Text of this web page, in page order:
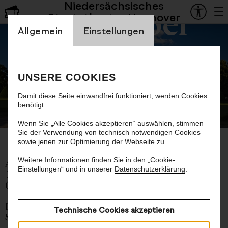
Einstellung Cookienbanner
Allgemein
Einstellungen
UNSERE COOKIES
Damit diese Seite einwandfrei funktioniert, werden Cookies
benötigt.
Wenn Sie „Alle Cookies akzeptieren“ auswählen, stimmen
Sie der Verwendung von technisch notwendigen Cookies
sowie jenen zur Optimierung der Webseite zu.
Weitere Informationen finden Sie in den „Cookie-
Einstellungen“ und in unserer Datenschutzerklärung
Technische Cookies akzeptieren
Niedersächsisches
Staatstheater Hannover
Staatsoper
Sechstes Kammerkonzert
Arthur Shepard
Triptychfür hohe Stimme und Streichquartett
(1927)
Dmitri Schostakowitsch
Streichquartett Nr. 8 c-Moll op. 110 (1960)